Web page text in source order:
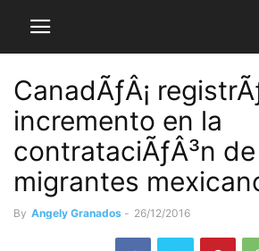
CanadÃƒÂ¡
incremento en la
contrataciÃƒÂ³n de
migrantes
By Angely Granados - 26/12/2016